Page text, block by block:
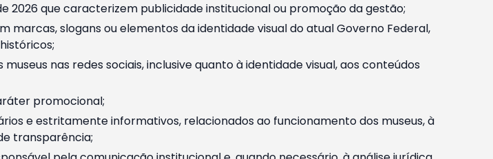
que caracterizem publicidade institucional ou promoção da gestão;
slogans ou elementos da identidade visual do atual Governo Federal,
nas redes sociais, inclusive quanto à identidade visual, aos conteúdos
promocional;
e estritamente informativos, relacionados ao funcionamento dos museus, à
transparência;